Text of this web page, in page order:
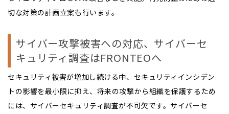
切な対策の計画立案も行います。
サイバー攻撃被害への対応、サイバーセ
キュリティ調査はFRONTEOへ
セキュリティ被害が増加し続ける中、セキュリティインシデン
トの影響を最小限に抑え、将来の攻撃から組織を保護するため
には、サイバーセキュリティ調査が不可欠です。サイバーセ